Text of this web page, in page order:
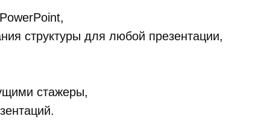
структуры для любой презентации,
стажеры,